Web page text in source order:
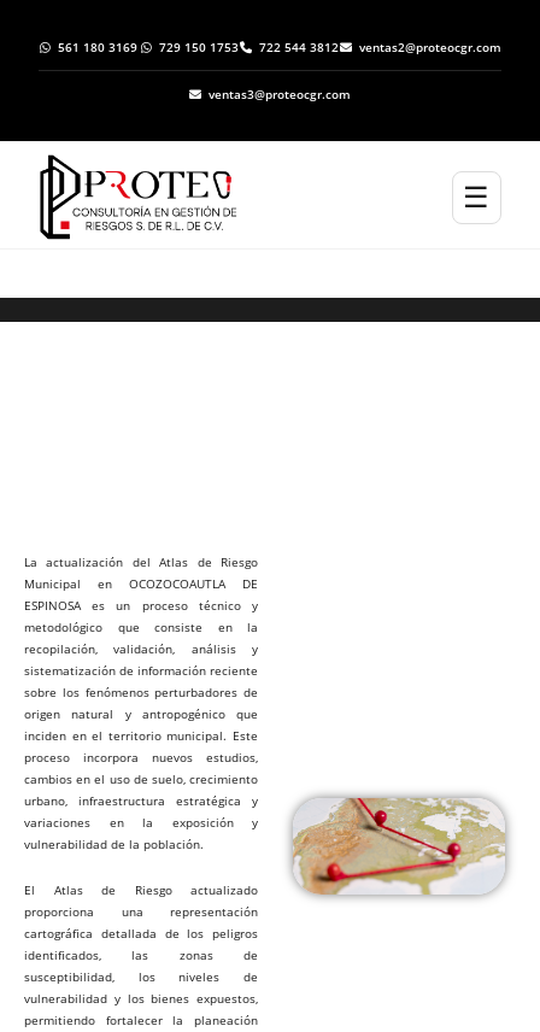
561 180 3169 729 150 1753 722 544 3812 ventas2@proteocgr.com
ventas3@proteocgr.com
☰
La actualización del Atlas de Riesgo
Municipal en OCOZOCOAUTLA DE
ESPINOSA es un proceso técnico y
metodológico que consiste en la
recopilación, validación, análisis y
sistematización de información reciente
sobre los fenómenos perturbadores de
origen natural y antropogénico que
inciden en el territorio municipal. Este
proceso incorpora nuevos estudios,
cambios en el uso de suelo, crecimiento
urbano, infraestructura estratégica y
variaciones en la exposición y
vulnerabilidad de la población.
El Atlas de Riesgo actualizado
proporciona una representación
cartográfica detallada de los peligros
identificados, las zonas de
susceptibilidad, los niveles de
vulnerabilidad y los bienes expuestos,
permitiendo fortalecer la planeación